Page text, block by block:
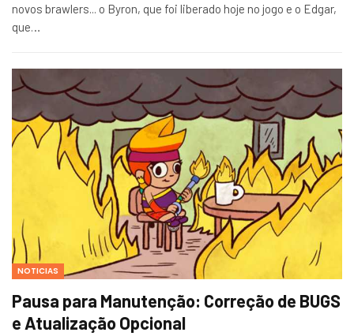
novos brawlers... o Byron, que foi liberado hoje no jogo e o Edgar,
que…
NOTICIAS
Pausa para Manutenção: Correção de BUGS
e Atualização Opcional